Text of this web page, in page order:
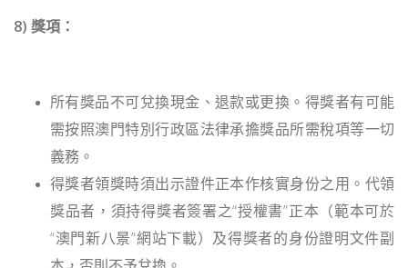
8) 獎項：
所有獎品不可兌換現金、退款或更換。得獎者有可能
需按照澳門特別行政區法律承擔獎品所需稅項等一切
義務。
得獎者領獎時須出示證件正本作核實身份之用。代領
獎品者，須持得獎者簽署之“授權書”正本（範本可於
“澳門新八景”網站下載）及得獎者的身份證明文件副